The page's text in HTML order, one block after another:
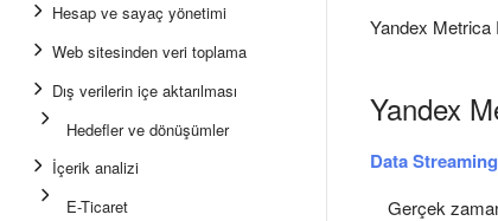
Hesap ve sayaç yönetimi
Web sitesinden veri toplama
Dış verilerin içe aktarılması
Hedefler ve dönüşümler
İçerik analizi
E-Ticaret
Yandex Metrica
Yandex
Data
Gerçek